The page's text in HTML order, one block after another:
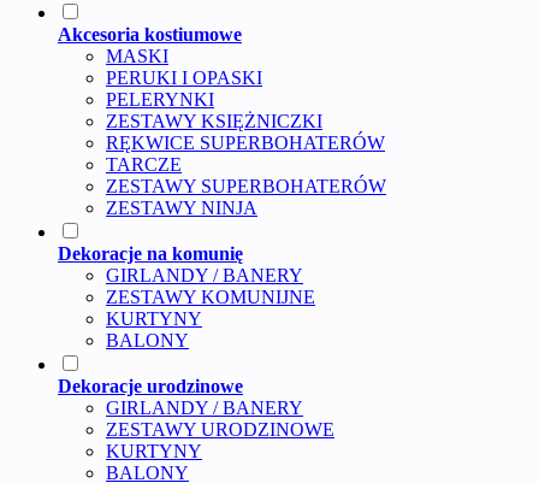
Akcesoria kostiumowe
MASKI
PERUKI I OPASKI
PELERYNKI
ZESTAWY KSIĘŻNICZKI
RĘKWICE SUPERBOHATERÓW
TARCZE
ZESTAWY SUPERBOHATERÓW
ZESTAWY NINJA
Dekoracje na komunię
GIRLANDY / BANERY
ZESTAWY KOMUNIJNE
KURTYNY
BALONY
Dekoracje urodzinowe
GIRLANDY / BANERY
ZESTAWY URODZINOWE
KURTYNY
BALONY